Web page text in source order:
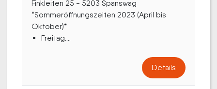
Finkleiten 25 - 5203 Spanswag
*Sommeröffnungszeiten 2023 (April bis
Oktober)*
Freitag:...
Details